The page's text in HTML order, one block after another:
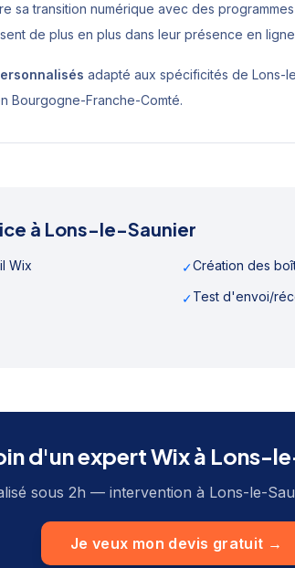
sa transition numérique avec des
de plus en plus dans leur présence en
adapté aux spécificités de Lons-
Bourgogne-Franche-Comté.
à Lons-le-Saunier
Wix ✓Création des
✓Test d'envoi/
d'un expert Wix à Lons-
sous 2h — intervention à Lons-le-
Je veux mon devis gratuit →